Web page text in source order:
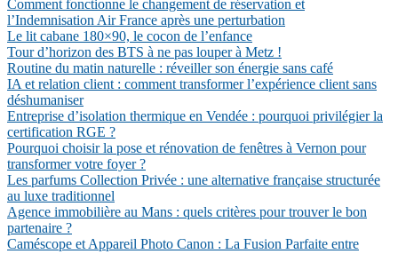
Comment fonctionne le changement de réservation et
l’Indemnisation Air France après une perturbation
Le lit cabane 180×90, le cocon de l’enfance
Tour d’horizon des BTS à ne pas louper à Metz !
Routine du matin naturelle : réveiller son énergie sans café
IA et relation client : comment transformer l’expérience client sans
déshumaniser
Entreprise d’isolation thermique en Vendée : pourquoi privilégier la
certification RGE ?
Pourquoi choisir la pose et rénovation de fenêtres à Vernon pour
transformer votre foyer ?
Les parfums Collection Privée : une alternative française structurée
au luxe traditionnel
Agence immobilière au Mans : quels critères pour trouver le bon
partenaire ?
Caméscope et Appareil Photo Canon : La Fusion Parfaite entre